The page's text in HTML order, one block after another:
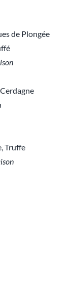
de Plongée
Truffe